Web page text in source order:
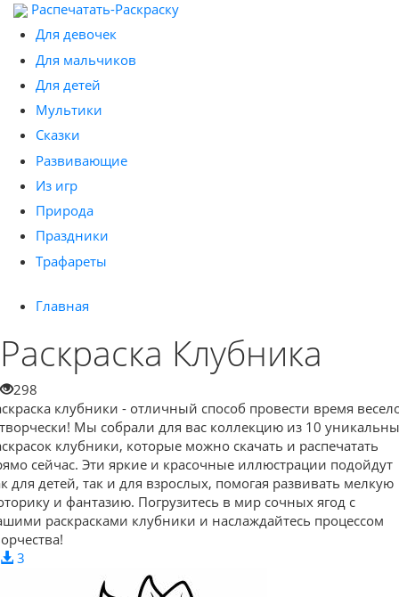
Распечатать-Раскраску
Для девочек
Для мальчиков
Для детей
Мультики
Сказки
Развивающие
Из игр
Природа
Праздники
Трафареты
Главная
Раскраска Клубника
298
клубники - отличный способ провести время
Мы собрали для вас коллекцию из 10
клубники, которые можно скачать и распечатать
сейчас. Эти яркие и красочные иллюстрации подойдут
для детей, так и для взрослых, помогая развивать мелкую
и фантазию. Погрузитесь в мир сочных ягод с
раскрасками клубники и наслаждайтесь процессом
3